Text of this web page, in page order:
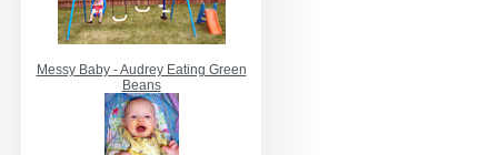
Messy Baby - Audrey Eating Green
Beans